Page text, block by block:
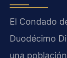
El Condado
Duodécimo
una